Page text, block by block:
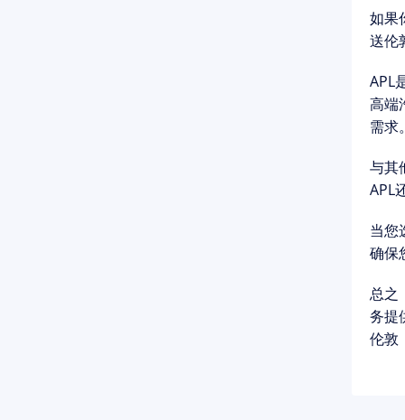
如果
送伦
APL
高端
需求
与其
APL
当您
确保
总之
务提
伦敦